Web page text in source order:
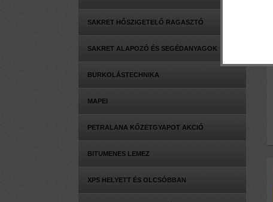
SAKRET HŐSZIGETELŐ RAGASZTÓ
SAKRET ALAPOZÓ ÉS SEGÉDANYAGOK
BURKOLÁSTECHNIKA
MAPEI
PETRALANA KŐZETGYAPOT AKCIÓ
BITUMENES LEMEZ
XPS HELYETT ÉS OLCSÓBBAN